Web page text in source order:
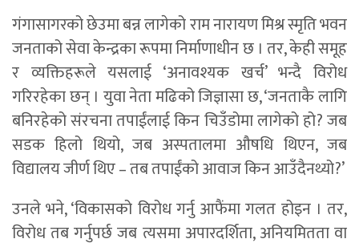
गंगासागरको छेउमा बन्न लागेको राम नारायण मिश्र स्मृति भवन
जनताको सेवा केन्द्रका रूपमा निर्माणाधीन छ । तर, केही समूह
र व्यक्तिहरूले यसलाई ‘अनावश्यक खर्च’ भन्दै विरोध
गरिरहेका छन् । युवा नेता मढिको जिज्ञासा छ, ‘जनताकै लागि
बनिरहेको संरचना तपाईंलाई किन चिउँडोमा लागेको हो? जब
सडक हिलो थियो, जब अस्पतालमा औषधि थिएन, जब
विद्यालय जीर्ण थिए – तब तपाईंको आवाज किन आउँदैनथ्यो?’
उनले भने, ‘विकासको विरोध गर्नु आफैंमा गलत होइन । तर,
विरोध तब गर्नुपर्छ जब त्यसमा अपारदर्शिता, अनियमितता वा